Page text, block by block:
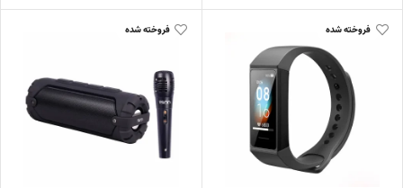
فروخته شده فروخته شده